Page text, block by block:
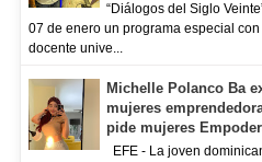
“Diálogos del Siglo
07 de enero un programa especial
docente unive...
Michelle Polanco Ba
mujeres
pide mujeres
EFE - La joven